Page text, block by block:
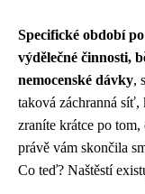
Specifické období
výdělečné činnosti,
nemocenské dávky,
taková záchranná síť,
zraníte krátce po
právě vám skončila
Co teď? Naštěstí